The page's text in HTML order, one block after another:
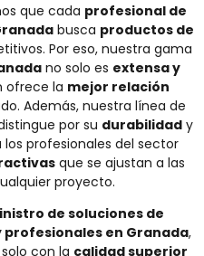
que cada profesional de
busca productos de
Por eso, nuestra gama
no solo es extensa y
ofrece la mejor relación
Además, nuestra línea de
por su durabilidad y
profesionales del sector
que se ajustan a las
proyecto.
de soluciones de
en Granada,
con la calidad superior